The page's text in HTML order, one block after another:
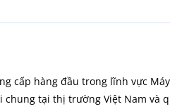
cấp hàng đầu trong lĩnh vực
chung tại thị trường Việt Nam và